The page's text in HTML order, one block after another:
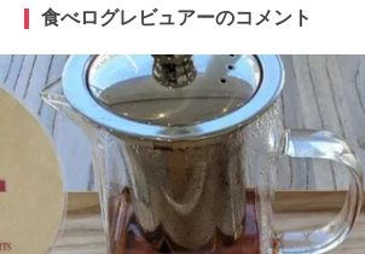
食べログレビュアーのコメント